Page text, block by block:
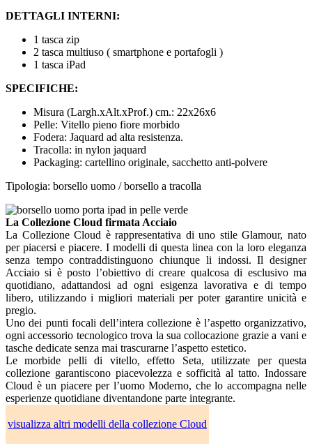
DETTAGLI INTERNI:
1 tasca zip
2 tasca multiuso ( smartphone e portafogli )
1 tasca iPad
SPECIFICHE:
Misura (Largh.xAlt.xProf.) cm.: 22x26x6
Pelle: Vitello pieno fiore morbido
Fodera: Jaquard ad alta resistenza.
Tracolla: in nylon jaquard
Packaging: cartellino originale, sacchetto anti-polvere
Tipologia: borsello uomo / borsello a tracolla
La Collezione Cloud firmata Acciaio
La Collezione Cloud è rappresentativa di uno stile Glamour, nato
per piacersi e piacere. I modelli di questa linea con la loro eleganza
senza tempo contraddistinguono chiunque li indossi. Il designer
Acciaio si è posto l’obiettivo di creare qualcosa di esclusivo ma
quotidiano, adattandosi ad ogni esigenza lavorativa e di tempo
libero, utilizzando i migliori materiali per poter garantire unicità e
pregio.
Uno dei punti focali dell’intera collezione è l’aspetto organizzativo,
ogni accessorio tecnologico trova la sua collocazione grazie a vani e
tasche dedicate senza mai trascurarne l’aspetto estetico.
Le morbide pelli di vitello, effetto Seta, utilizzate per questa
collezione garantiscono piacevolezza e sofficità al tatto. Indossare
Cloud è un piacere per l’uomo Moderno, che lo accompagna nelle
esperienze quotidiane diventandone parte integrante.
visualizza altri modelli della collezione Cloud